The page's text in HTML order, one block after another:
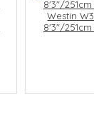
Westin
8'3"/